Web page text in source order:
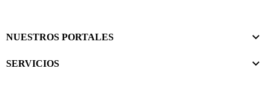
NUESTROS PORTALES
SERVICIOS